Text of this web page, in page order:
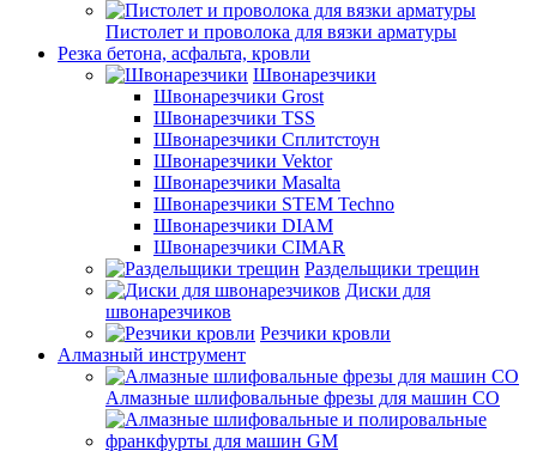
Пистолет и проволока для вязки арматуры
Резка бетона, асфальта, кровли
Швонарезчики
Швонарезчики Grost
Швонарезчики TSS
Швонарезчики Сплитстоун
Швонарезчики Vektor
Швонарезчики Masalta
Швонарезчики STEM Techno
Швонарезчики DIAM
Швонарезчики CIMAR
Раздельщики трещин
Диски для
швонарезчиков
Резчики кровли
Алмазный инструмент
Алмазные шлифовальные фрезы для машин СО